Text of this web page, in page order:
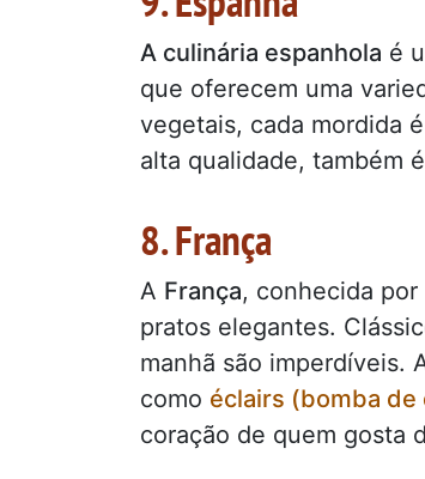
A culinária espanhola é
que oferecem uma
vegetais, cada mordida
alta qualidade, também
8. França
A França, conhecida por
pratos elegantes.
manhã são imperdíveis.
como éclairs (bomba de
coração de quem gosta